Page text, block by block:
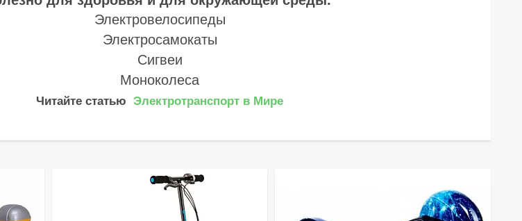
Электровелосипеды
Электросамокаты
Сигвеи
Моноколеса
Читайте статью Электротранспорт в Мире